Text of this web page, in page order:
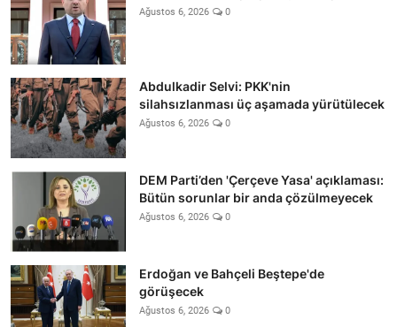
Ağustos 6, 2026 0
Abdulkadir Selvi: PKK'nin
silahsızlanması üç aşamada yürütülecek
Ağustos 6, 2026 0
DEM Parti’den 'Çerçeve Yasa' açıklaması:
Bütün sorunlar bir anda çözülmeyecek
Ağustos 6, 2026 0
Erdoğan ve Bahçeli Beştepe'de
görüşecek
Ağustos 6, 2026 0